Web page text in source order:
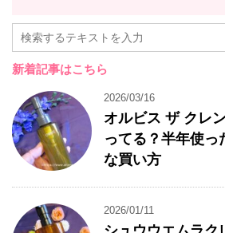
新着記事はこちら
2026/03/16
オルビス ザ クレ
ってる？半年使っ
な買い方
2026/01/11